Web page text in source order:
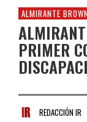
ALMIRANTE BROWN
PRIMER
REDACCIÓN IR